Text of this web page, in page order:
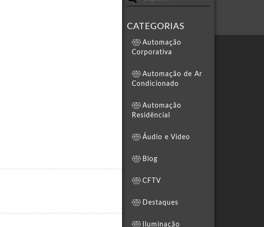
CATEGORIAS
Automação
Corporativa
Automação de Ar
Condicionado
Automação
Residêncial
Áudio e Vídeo
Blog
CFTV
Destaques
Iluminação